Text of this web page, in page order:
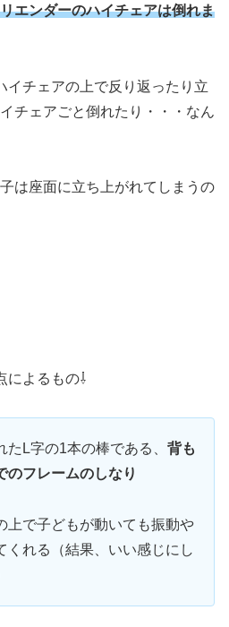
エンダーのハイチェアは倒れま
イチェアの上で反り返ったり立
チェアごと倒れたり・・・なん
は座面に立ち上がれてしまうの
によるもの⇩
L字の1本の棒である、 背も
のフレームのしなり
上で子どもが動いても振動や
くれる（結果、いい感じにし